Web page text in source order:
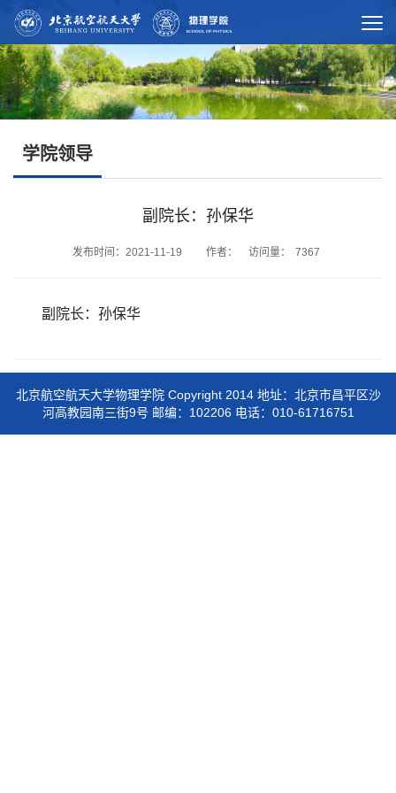
学院领导
副院长：孙保华
发布时间：2021-11-19 作者： 访问量： 7367
副院长：孙保华
北京航空航天大学物理学院 Copyright 2014 地址：北京市昌平区沙
河高教园南三街9号 邮编：102206 电话：010-61716751